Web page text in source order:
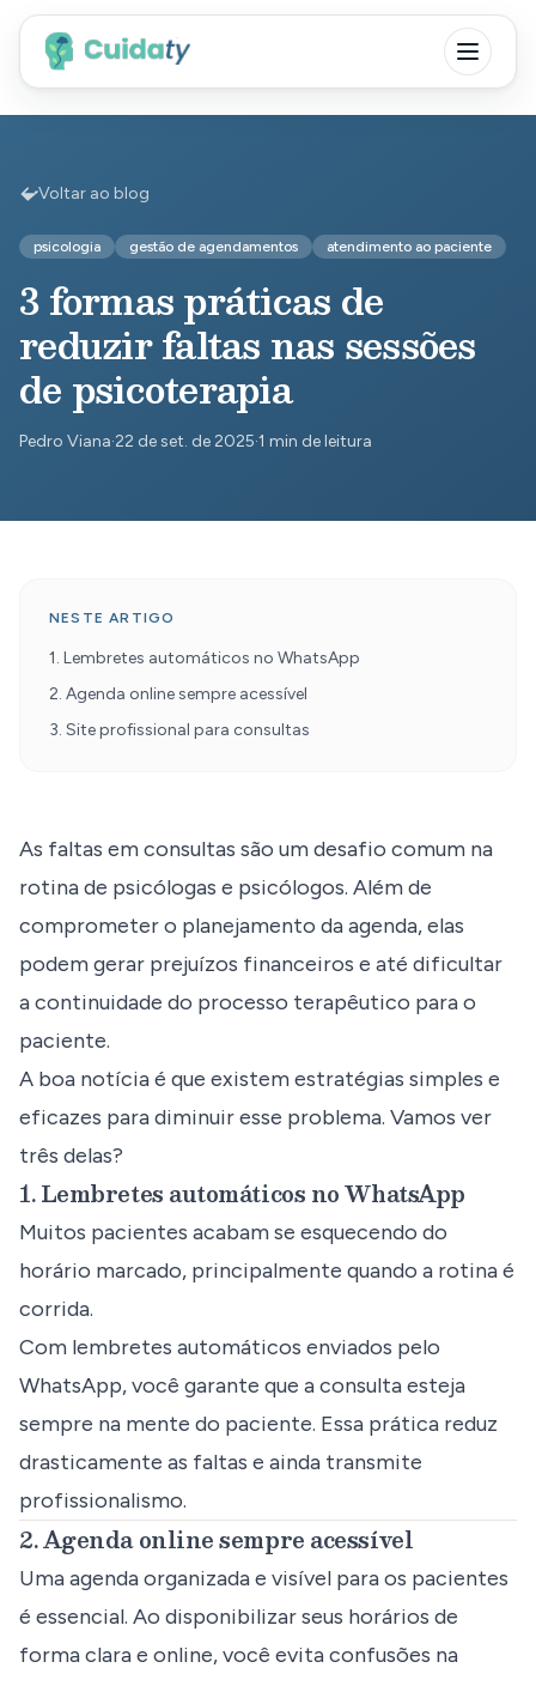
Voltar ao blog
psicologia gestão de agendamentos atendimento ao paciente
3 formas práticas de
reduzir faltas nas sessões
de psicoterapia
Pedro Viana·22 de set. de 2025·1 min de leitura
NESTE ARTIGO
1. Lembretes automáticos no WhatsApp
2. Agenda online sempre acessível
3. Site profissional para consultas
As faltas em consultas são um desafio comum na
rotina de psicólogas e psicólogos. Além de
comprometer o planejamento da agenda, elas
podem gerar prejuízos financeiros e até dificultar
a continuidade do processo terapêutico para o
paciente.
A boa notícia é que existem estratégias simples e
eficazes para diminuir esse problema. Vamos ver
três delas?
1. Lembretes automáticos no WhatsApp
Muitos pacientes acabam se esquecendo do
horário marcado, principalmente quando a rotina é
corrida.
Com lembretes automáticos enviados pelo
WhatsApp, você garante que a consulta esteja
sempre na mente do paciente. Essa prática reduz
drasticamente as faltas e ainda transmite
profissionalismo.
2. Agenda online sempre acessível
Uma agenda organizada e visível para os pacientes
é essencial. Ao disponibilizar seus horários de
forma clara e online, você evita confusões na